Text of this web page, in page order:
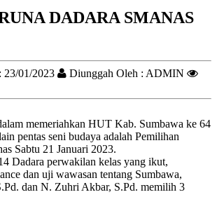
DADARA SMANAS
23/01/2023
Diunggah Oleh : ADMIN
memeriahkan HUT Kab. Sumbawa ke 64
pentas seni budaya adalah Pemilihan
Sabtu 21 Januari 2023.
Dadara perwakilan kelas yang ikut,
dan uji wawasan tentang Sumbawa,
dan N. Zuhri Akbar, S.Pd. memilih 3